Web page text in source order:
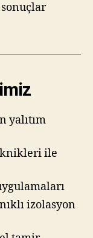
yalıtım
ile
izolasyon